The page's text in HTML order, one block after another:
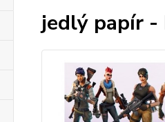
jedlý papír